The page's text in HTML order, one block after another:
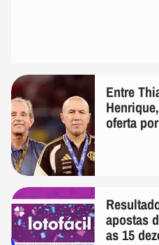
Entre
oferta
apostas
as 15